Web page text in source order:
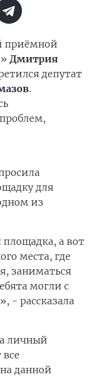
приёмной
Дмитрия
депутат
.
для
из
площадка, а вот
места, где
заниматься
могли с
- рассказала
личный
данной